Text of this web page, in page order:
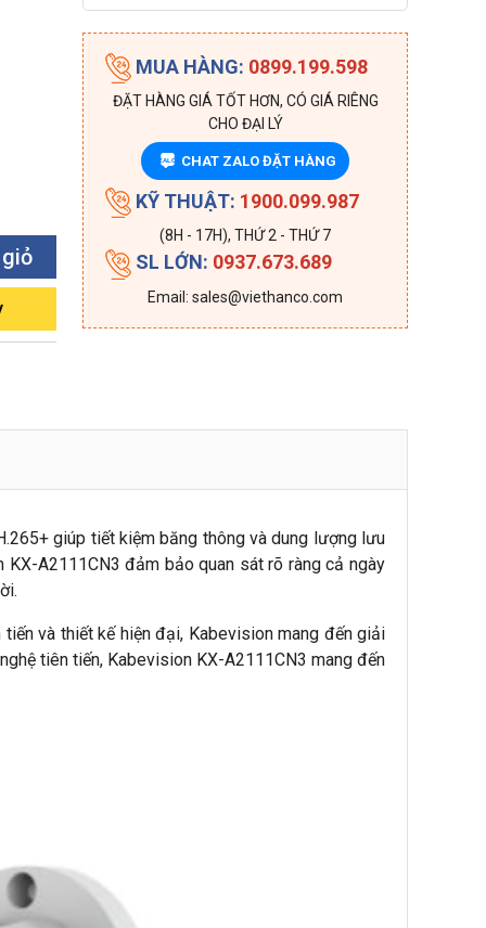
MUA HÀNG: 0899.199.598
ĐẶT HÀNG GIÁ TỐT HƠN, CÓ GIÁ RIÊNG
CHO ĐẠI LÝ
ZALO CHAT ZALO ĐẶT HÀNG
KỸ THUẬT: 1900.099.987
(8H - 17H), THỨ 2 - THỨ 7
SL LỚN: 0937.673.689
Email: sales@viethanco.com
giúp tiết kiệm băng thông và dung lượng lưu
A2111CN3 đảm bảo quan sát rõ ràng cả ngày
tiến và thiết kế hiện đại, Kabevision mang đến giải
tiên tiến, Kabevision KX-A2111CN3 mang đến